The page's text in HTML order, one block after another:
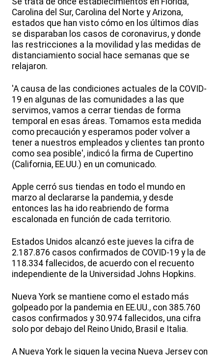
Carolina del Sur, Carolina del Norte y Arizona,
estados que han visto cómo en los últimos días
se disparaban los casos de coronavirus, y donde
las restricciones a la movilidad y las medidas de
distanciamiento social hace semanas que se
relajaron.
'A causa de las condiciones actuales de la COVID-
19 en algunas de las comunidades a las que
servimos, vamos a cerrar tiendas de forma
temporal en esas áreas. Tomamos esta medida
como precaución y esperamos poder volver a
tener a nuestros empleados y clientes tan pronto
como sea posible', indicó la firma de Cupertino
(California, EE.UU.) en un comunicado.
Apple cerró sus tiendas en todo el mundo en
marzo al declararse la pandemia, y desde
entonces las ha ido reabriendo de forma
escalonada en función de cada territorio.
Estados Unidos alcanzó este jueves la cifra de
2.187.876 casos confirmados de COVID-19 y la de
118.334 fallecidos, de acuerdo con el recuento
independiente de la Universidad Johns Hopkins.
Nueva York se mantiene como el estado más
golpeado por la pandemia en EE.UU., con 385.760
casos confirmados y 30.974 fallecidos, una cifra
solo por debajo del Reino Unido, Brasil e Italia.
A Nueva York le siguen la vecina Nueva Jersey con